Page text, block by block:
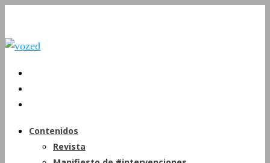
Contenidos
Revista